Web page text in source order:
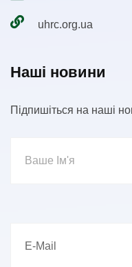
uhrc.org.ua
Наші новини
Підпишіться на наші